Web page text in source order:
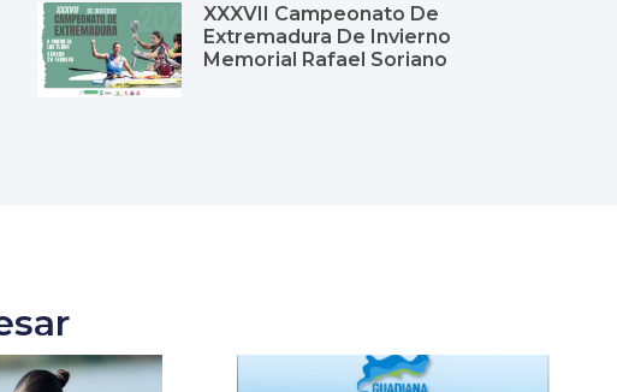
XXXVII Campeonato De
Extremadura De Invierno
Memorial Rafael Soriano